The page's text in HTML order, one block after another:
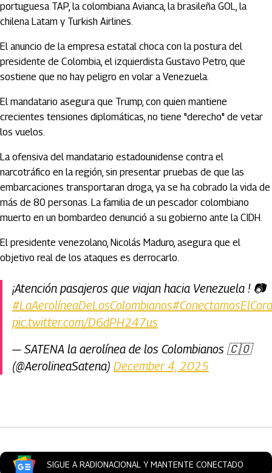
portuguesa TAP, la colombiana Avianca, la brasileña GOL, la
chilena Latam y Turkish Airlines.
El anuncio de la empresa estatal choca con la postura del
presidente de Colombia, el izquierdista Gustavo Petro, que
sostiene que no hay peligro en volar a Venezuela.
El mandatario asegura que Trump, con quien mantiene
crecientes tensiones diplomáticas, no tiene "derecho" de vetar
los vuelos.
La ofensiva del mandatario estadounidense contra el
narcotráfico en la región, sin presentar pruebas de que las
embarcaciones transportaran droga, ya se ha cobrado la vida de
más de 80 personas. La familia de un pescador colombiano
muerto en un bombardeo denunció a su gobierno ante la CIDH.
El presidente venezolano, Nicolás Maduro, asegura que el
objetivo real de los ataques es derrocarlo.
¡Atención pasajeros que viajan hacia Venezuela ! 📷
#LaAerolíneaDeLosColombianos
pic.twitter.com/D6dPH247us
— SATENA la aerolínea de los Colombianos 🇨🇴
(@AerolineaSatena) December 4, 2025
SIGUE A RADIONACIONAL Y MANTENTE CONECTADO